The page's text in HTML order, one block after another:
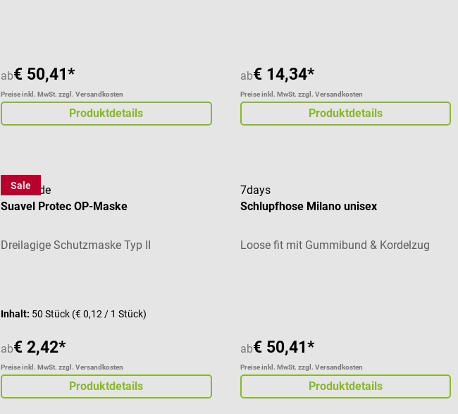
ab€ 50,41*
Preise inkl. MwSt. zzgl. Versandkosten
Produktdetails
ab€ 14,34*
Preise inkl. MwSt. zzgl. Versandkosten
Produktdetails
Sale
Meditrade
Suavel Protec OP-Maske
Dreilagige Schutzmaske Typ II
Inhalt: 50 Stück (€ 0,12 / 1 Stück)
ab€ 2,42*
Preise inkl. MwSt. zzgl. Versandkosten
Produktdetails
7days
Schlupfhose Milano unisex
Loose fit mit Gummibund & Kordelzug
ab€ 50,41*
Preise inkl. MwSt. zzgl. Versandkosten
Produktdetails